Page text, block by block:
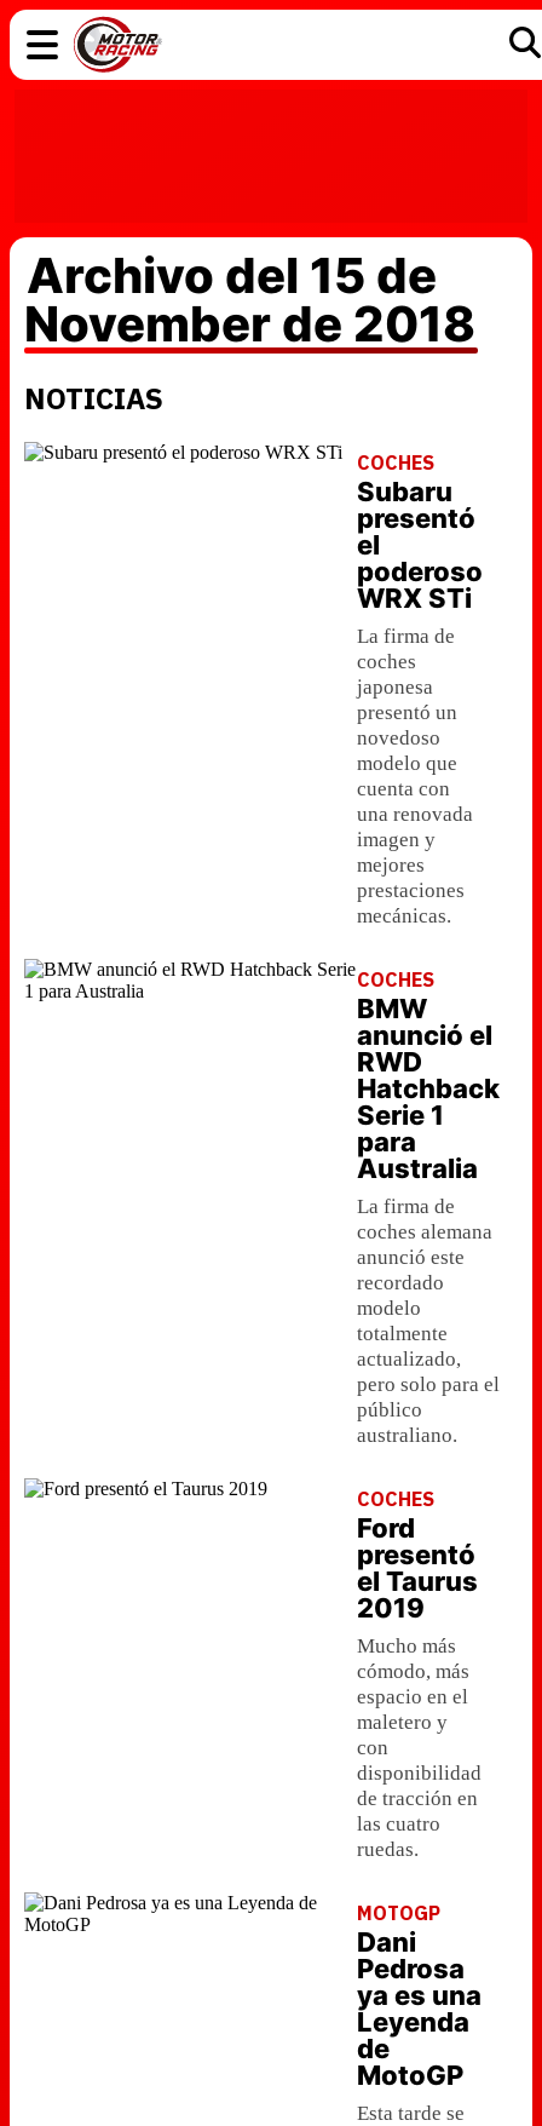
Archivo del 15 de
November de 2018
NOTICIAS
COCHES
Subaru
presentó
el
poderoso
WRX STi
La firma de
coches
japonesa
presentó un
novedoso
modelo que
cuenta con
una renovada
imagen y
mejores
prestaciones
mecánicas.
COCHES
BMW
anunció el
RWD
Hatchback
Serie 1
para
Australia
La firma de
coches alemana
anunció este
recordado
modelo
totalmente
actualizado,
pero solo para el
público
australiano.
COCHES
Ford
presentó
el Taurus
2019
Mucho más
cómodo, más
espacio en el
maletero y
con
disponibilidad
de tracción en
las cuatro
ruedas.
MOTOGP
Dani
Pedrosa
ya es una
Leyenda
de
MotoGP
Esta tarde se